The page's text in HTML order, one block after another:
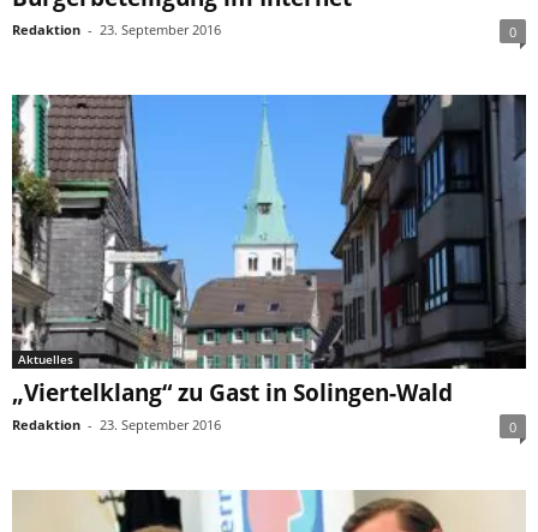
Redaktion - 23. September 2016 0
Aktuelles
„Viertelklang“ zu Gast in Solingen-Wald
Redaktion - 23. September 2016 0